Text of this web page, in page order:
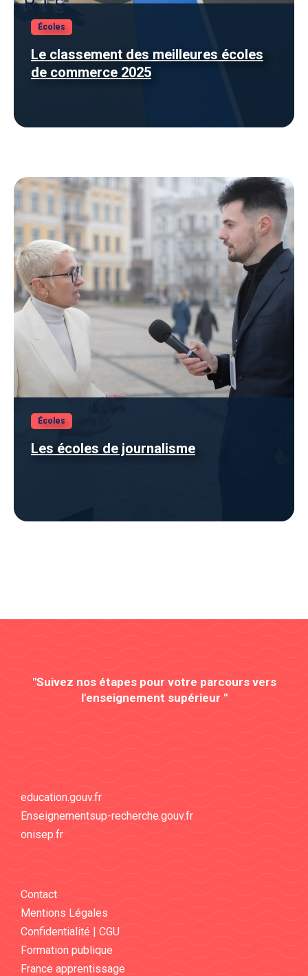
Écoles
Le classement des meilleures écoles
de commerce 2025
Écoles
Les écoles de journalisme
"Suivez nos étapes pour votre parcours vers
l'enseignement supérieur "
education.gouv.fr
Enseignementsup-recherche.gouv.fr
onisep.fr
Contact
Mentions Légales
Confidentialité | CGU
Formation publique
France apprentissage